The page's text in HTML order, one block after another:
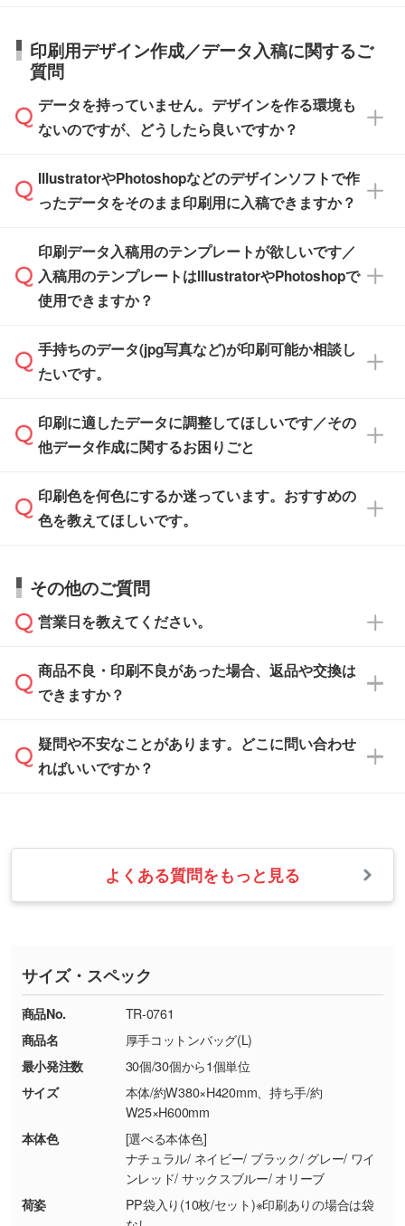
タッフまでお問い合わせください。
ル」に注文予定日をご入力いただくと、おおよ
その締切日や出荷目安をご確認いただけます。
品が決まりましたらお早めのご発注をお願いい
たします。
※土日祝日を除く営業日換算です。
※沖縄・離島は追加日数がかかります。
す。>>対象商品はこちら
※最短出荷日は商品によって異なります。各商
品ページにてご確認ください
す。(白箱、化粧箱、ブリスターパックなど)
【袋入り】 商品がひとつずつ袋に入っていま
す。(透明袋、デザイン袋など)
【個包装なし】 個包装がされていない状態で
※化粧箱から白箱への入れ替えや、オリジナル
箱の作成は原則承っておりません。
直接納品は行っておりませんので予めご了承く
ださい。
印刷用デザイン作成／データ入稿に関するご
質問
データを持っていません。デザインを作る環境も
ないのですが、どうしたら良いですか？
無料の「デザインシミュレーター」を使えば、
PCやスマホから簡単にデザインを作成できま
ザインソフトがなくても安心です。
また、「データ作成サービス
せいただければ、弊社にて無料でデザインデー
タを1点作成いたします。
IllustratorやPhotoshopなどのデザインソフトで作
ったデータをそのまま印刷用に入稿できますか？
IllustratorやPhotoshop、CLIP STUDIOなどのデ
ザインソフトでこだわりのデザインを作成した
い方は、完全データ入稿
積・ご注文フォームにアップロードしてご入稿
ください。
ご入稿後は経験豊富なスタッフがデータに不備
がないかチェックし、お客様と確認してから印
刷に進みますので、ご安心ください。
印刷データ入稿用のテンプレートが欲しいです／
入稿用のテンプレートはIllustratorやPhotoshopで
使用できますか？
一部商品は入稿用テンプレートのご用意があり
ます。各商品ページの『印刷方法・テンプレー
入稿用のテンプレートはPDF形式ですが、
IllustratorやPhotoshopで開いてご利用いただけ
方」をご確認ください。
手持ちのデータ(jpg写真など)が印刷可能か相談し
たいです。
印刷に適したデータ・解像度かどうか、担当ス
タッフが事前に確認いたします。
ムへ添付いただくか、担当スタッフ宛にメール
でお送りください。
い合わせください。
なお、印刷用データの作り方に関する詳細は、
印刷に適したデータに調整してほしいです／その
他データ作成に関するお困りごと
データ作成でお困りの際には、担当スタッフが
サポートいたしますのでお気軽にご相談くださ
から添付してお送りください。
しい
解像度の低い画像や、手書きのイラスト、写真
などを、印刷に適したベクターデータに変換し
・フルカラーデータを1色に変換してほしい
・1色印刷でグラデーションや濃淡を表現した
い
す。→詳しく見る
・コーポレートカラーを使って印刷したい／印
刷色にこだわりがある
DIC・PANTONEなどのカラーチップの指定や、
現物支給による色指定も承っております。→
・背景がある画像からキャラクター部分だけを
使いたいです
シンプルな背景のデータや、使いたいキャラク
印刷色を何色にするか迷っています。おすすめの
色を教えてほしいです。
お見積・ご注文・
相談いただきますと、担当スタッフがお客様の
ご希望や商品の本体色を確認し、印刷色をご提
本体色がブラック、ネイビーなど濃色の場合は
白色か淡い色の印刷色をおすすめしておりま
本体色がナチュラルなど淡色の場合、印刷をく
っきりと目立たせたいときは濃い印刷色が、柔
らかい雰囲気にしたいときは淡い印刷色が映え
また、お選びいただいた印刷色が本体色に合わ
ない場合や仕上がりに影響しそうな場合は、ス
タッフから別の色をご案内することもございま
その他のご質問
営業日を教えてください。
営業日は平日の10:00～18:00で、土日祝日はお
休みとなります。注文・見積・お問い合わせ
速やかに対応いたします。
商品不良・印刷不良があった場合、返品や交換は
できますか？
お手数をお掛けいたしますが、至急担当スタッ
フまでご連絡ください。商品の状況を確認し、
・お届け時に商品が損傷・故障している場合
・ご注文と異なる商品が届いた場合
・印刷不良があった場合
※詳しくは「商品の良品基準について
ください。
【返品・交換ができない場合】
・お客様の元で商品を加工された場合、または
商品が破損した場合
・商品到着後7日以上経過している場合
・お客様のご都合による返品・交換依頼(商
品・色・数量などの注文間違い等)
疑問や不安なことがあります。どこに問い合わせ
ればいいですか？
業日以内に担当スタッフよりメールにてご連絡
いたします。
お急ぎの場合はお電話でのご質問も受け付けて
TEL：0422-29-9911 営業時間10:00～
18:00(土日祝日除く)
お問い合わせフォームはこちら
よくある質問をもっと見る
サイズ・スペック
商品No.
TR-0761
商品名
厚手コットンバッグ(L)
最小発注数
30個/30個から1個単位
サイズ
本体/約W380×H420mm、持ち手/約
W25×H600mm
本体色
[選べる本体色]
ナチュラル/ ネイビー/ ブラック/ グレー/ ワイ
ンレッド/ サックスブルー/ オリーブ
荷姿
PP袋入り(10枚/セット)※印刷ありの場合は袋